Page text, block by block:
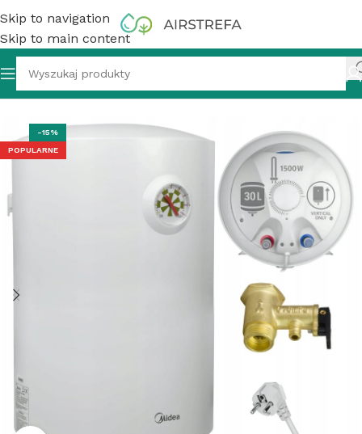
Skip to navigation
Skip to main content
podgrzewacz wody akumulacyjny, 30 l, D30-15F6, Midea
-15%
POPULARNE